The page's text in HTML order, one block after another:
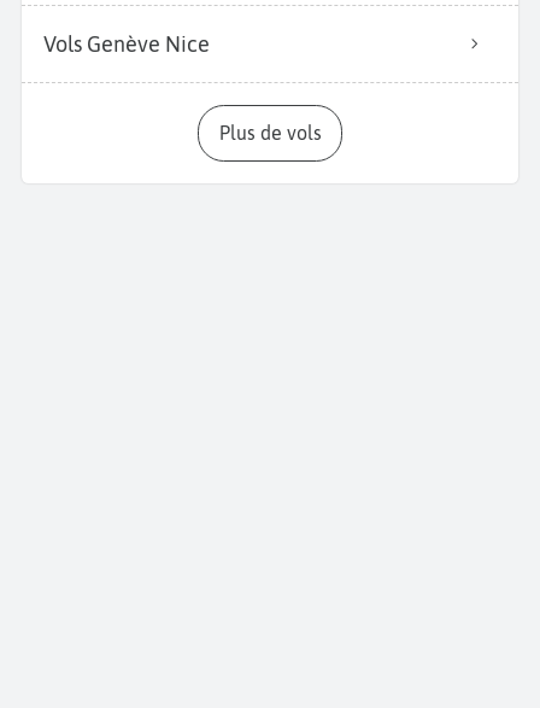
Vols Genève Nice
Plus de vols